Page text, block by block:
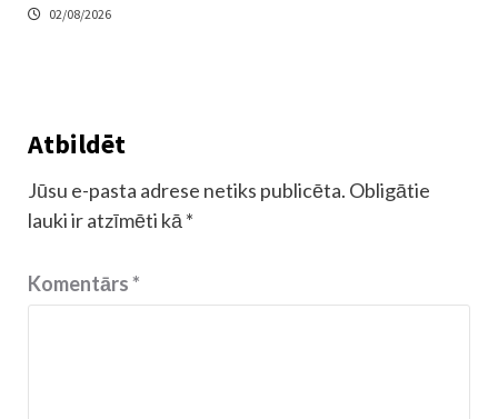
02/08/2026
Atbildēt
Jūsu e-pasta adrese netiks publicēta. Obligātie
lauki ir atzīmēti kā *
Komentārs*